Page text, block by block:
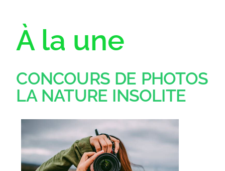
À la une
CONCOURS DE PHOTOS
LA NATURE INSOLITE